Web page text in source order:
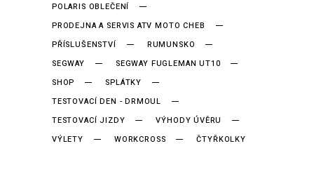
POLARIS OBLEČENÍ
PRODEJNA A SERVIS ATV MOTO CHEB
PŘÍSLUŠENSTVÍ
RUMUNSKO
SEGWAY
SEGWAY FUGLEMAN UT10
SHOP
SPLÁTKY
TESTOVACÍ DEN - DRMOUL
TESTOVACÍ JIZDY
VÝHODY ÚVĚRU
VÝLETY
WORKCROSS ČTYŘKOLKY